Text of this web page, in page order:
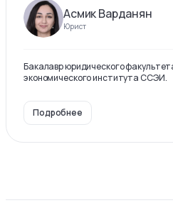
Асмик Варданян
Юрист
Бакалавр юридического
экономического института ССЭИ.
Подробнее